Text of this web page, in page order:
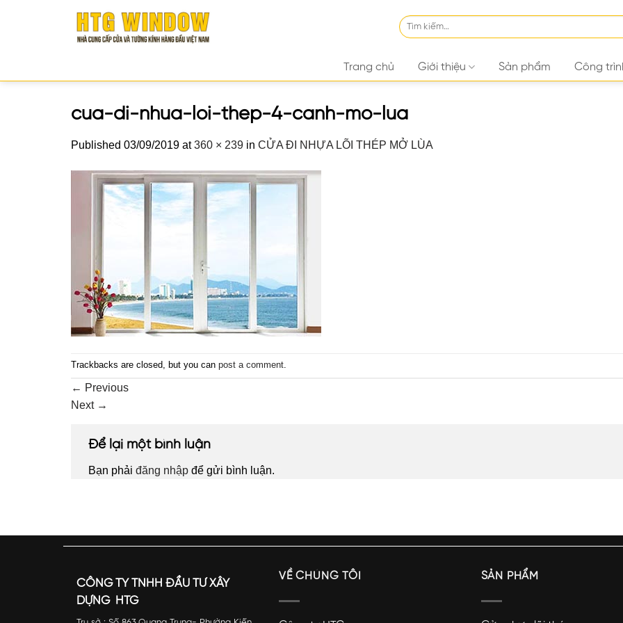
Tìm
kiếm:
Trang chủ Giới thiệu Sản phẩm Công
cua-di-nhua-loi-thep-4-canh-mo-lua
Published 03/09/2019 at360 × 239 in CỬA ĐI NHỰA LÕI THÉP MỞ LÙA
Trackbacks are closed, but you can post a comment
← Previous
Next →
Để lại một bình luận
Bạn phải đăng nhập để gửi bình luận.
CÔNG TY TNHH ĐẦU TƯ XÂY
DỰNG HTG
VỀ CHÚNG TÔI SẢN PHẨM